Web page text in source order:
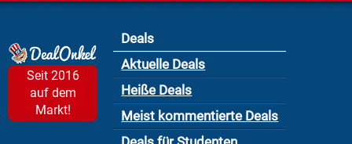
Seit 2016
auf dem
Markt!
Deals
Aktuelle Deals
Heiße Deals
Meist kommentierte Deals